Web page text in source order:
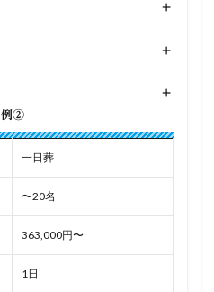
+
+
+
例②
一日葬
〜20名
363,000円〜
1日